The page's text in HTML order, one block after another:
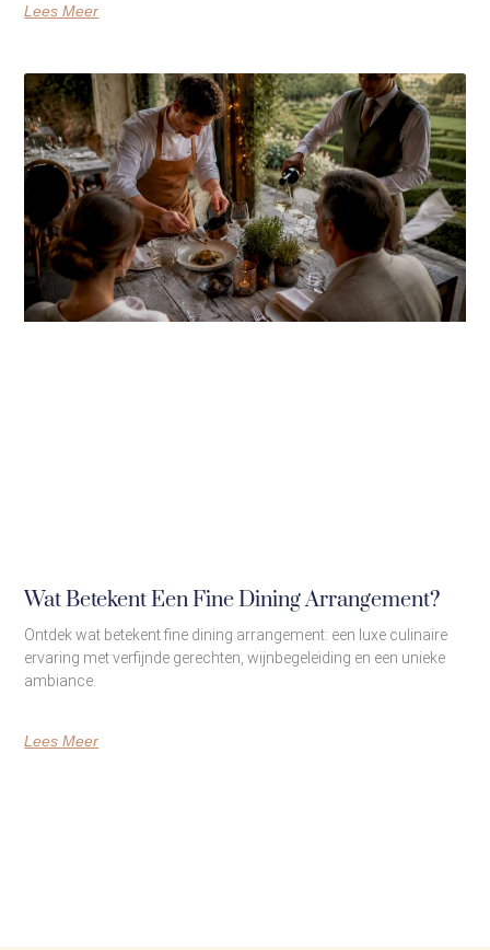
Lees Meer
Wat Betekent Een Fine Dining Arrangement?
Ontdek wat betekent fine dining arrangement: een luxe culinaire
ervaring met verfijnde gerechten, wijnbegeleiding en een unieke
ambiance.
Lees Meer